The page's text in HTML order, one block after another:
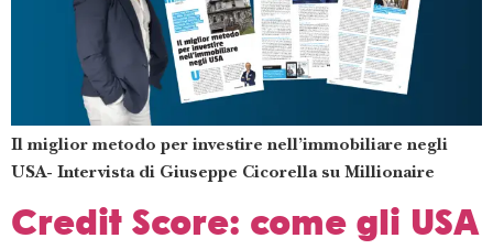
Il miglior metodo per investire nell’immobiliare negli
USA- Intervista di Giuseppe Cicorella su Millionaire
Credit Score: come gli USA